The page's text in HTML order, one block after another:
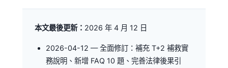
本文最後更新： 2026 年 4 月 12 日
2026-04-12 — 全面修訂：補充 T+2 補救實
務說明、新增 FAQ 10 題、完善法律後果引